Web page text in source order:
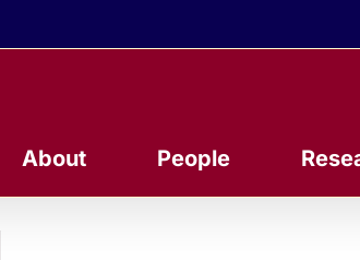
About People